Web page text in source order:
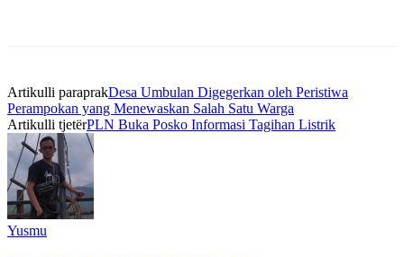
Artikulli paraprakDesa Umbulan Digegerkan oleh Peristiwa
Perampokan yang Menewaskan Salah Satu Warga
Artikulli tjetërPLN Buka Posko Informasi Tagihan Listrik
Yusmu